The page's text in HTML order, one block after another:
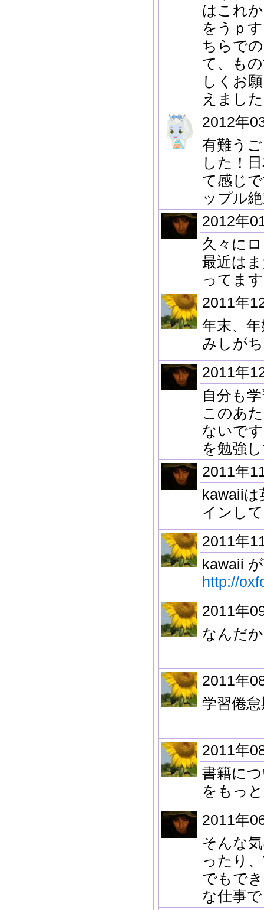
はこれ
をうｐ
ちらで
て、も
しくお
えまし
2012年
有難う
した！
て感じ
ップル
2012年
久々に
最近は
ってま
2011年
年末、
みしが
2011年
自分も
このあ
ないで
を勉強
2011年
kawaiiは
インし
2011年
kawaii
http://
2011年
なんだ
2011年
学習倦
2011年
書籍に
をもっ
2011年
そんな
ったり
でもで
な仕事